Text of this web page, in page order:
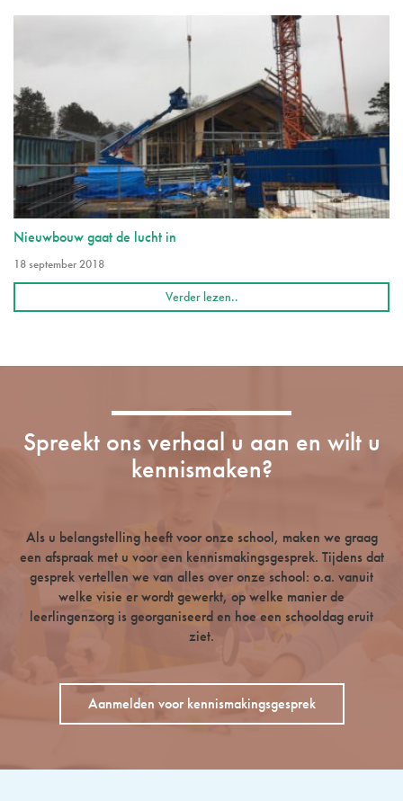
Nieuwbouw gaat de lucht in
18 september 2018
Verder lezen..
Spreekt ons verhaal u aan en wilt u
kennismaken?
Als u belangstelling heeft voor onze school, maken we graag
een afspraak met u voor een kennismakingsgesprek. Tijdens dat
gesprek vertellen we van alles over onze school: o.a. vanuit
welke visie er wordt gewerkt, op welke manier de
leerlingenzorg is georganiseerd en hoe een schooldag eruit
ziet.
Aanmelden voor kennismakingsgesprek